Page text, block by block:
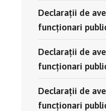
Declaraţii de
funcţionari
Declaraţii de
funcţionari
Declaraţii de
funcţionari